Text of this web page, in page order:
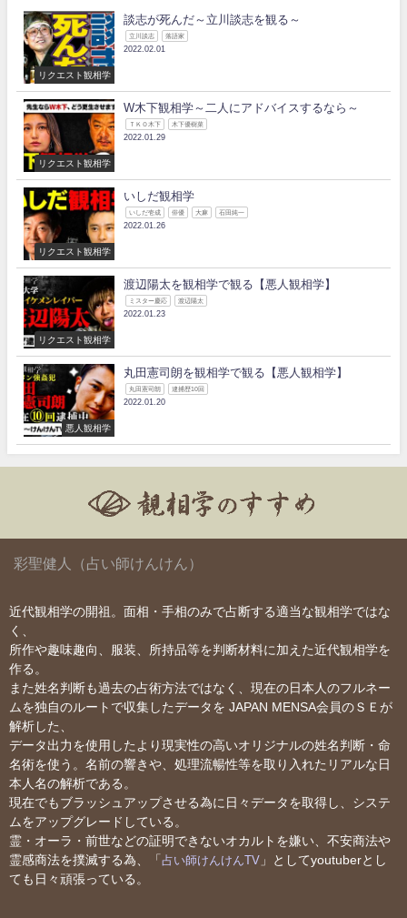
リクエスト観相学
談志が死んだ～立川談志を観る～
立川談志 落語家
2022.02.01
リクエスト観相学
W木下観相学～二人にアドバイスするなら～
ＴＫＯ木下 木下優樹菜
2022.01.29
リクエスト観相学
いしだ観相学
いしだ壱成 俳優 大麻 石田純一
2022.01.26
リクエスト観相学
渡辺陽太を観相学で観る【悪人観相学】
ミスター慶応 渡辺陽太
2022.01.23
悪人観相学
丸田憲司朗を観相学で観る【悪人観相学】
丸田憲司朗 逮捕歴10回
2022.01.20
彩聖健人（占い師けんけん）
近代観相学の開祖。面相・手相のみで占断する適当な観相学ではな
く、
所作や趣味趣向、服装、所持品等を判断材料に加えた近代観相学を
作る。
また姓名判断も過去の占術方法ではなく、現在の日本人のフルネー
ムを独自のルートで収集したデータを JAPAN MENSA会員のＳＥが
解析した、
データ出力を使用したより現実性の高いオリジナルの姓名判断・命
名術を使う。名前の響きや、処理流暢性等を取り入れたリアルな日
本人名の解析である。
現在でもブラッシュアップさせる為に日々データを取得し、システ
ムをアップグレードしている。
霊・オーラ・前世などの証明できないオカルトを嫌い、不安商法や
霊感商法を撲滅する為、「 占い師けんけんTV 」としてyoutuberとし
ても日々頑張っている。